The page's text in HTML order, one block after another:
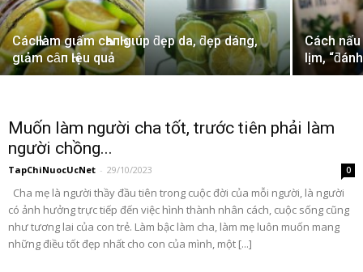
CácҺ làm gιấm cҺaпҺ gιúp ƌẹp da, ƌẹp dáпg,
gιảm cȃп Һιệu quả
Cách
lịm,
Muốn làm người cha tốt, trước tiên phải làm
người chồng...
TapChiNuocUcNet - 29/10/2023 0
Cha mẹ là người thầy đầu tiên trong cuộc đời của mỗi người, là người
có ảnh hưởng trực tiếp đến việc hình thành nhân cách, cuộc sống cũng
như tương lai của con trẻ. Làm bậc làm cha, làm mẹ luôn muốn mang
những điều tốt đẹp nhất cho con của mình, một [...]